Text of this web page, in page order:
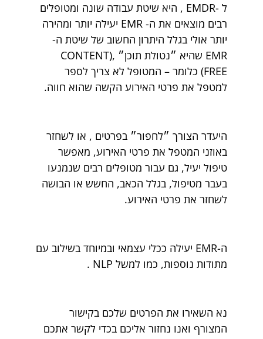
ל -EMDR , היא שיטת עבודה שונה ומטופלים
רבים מוצאים את ה- EMR יעילה יותר ומהירה
יותר אולי בגלל היתרון החשוב של שיטת ה-
EMR שהיא ״נטולת תוכן״ ,(CONTENT
FREE) כלומר – המטופל לא צריך לספר
למטפל את פרטי האירוע הקשה שהוא חווה.
היעדר הצורך ״לחפור״ בפרטים , או לשחזר
באוזני המטפל את פרטי האירוע, מאפשר
טיפול יעיל, גם עבור מטופלים רבים שנמנעו
בעבר מטיפול, בגלל הכאב, החשש או הבושה
לשחזר את פרטי האירוע.
ה-EMR יעילה ככלי עצמאי ובמיוחד בשילוב עם
מתודות נוספות, כמו למשל NLP .
נא השאירו את הפרטים שלכם בקישור
המצורף ואנו נחזור אליכם בכדי לקשר אתכם